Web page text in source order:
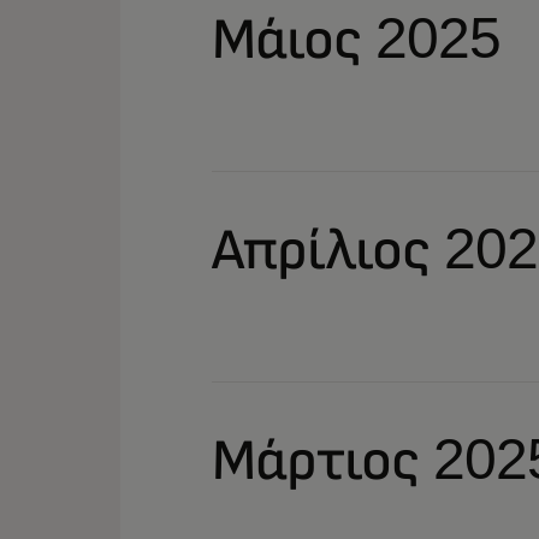
Μάιος 2025
Απρίλιος
Μάρτιος